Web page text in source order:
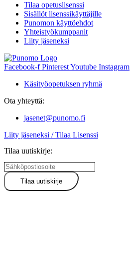
Tilaa opetuslisenssi
Sisällöt lisenssikäyttäjille
Punomon käyttöehdot
Yhteistyökumppanit
Liity jäseneksi
Facebook-f PinterestYoutube Instagram
Käsityöopetuksen ryhmä
Ota yhteyttä:
jasenet@punomo.fi
Liity jäseneksi / Tilaa Lisenssi
Tilaa uutiskirje: